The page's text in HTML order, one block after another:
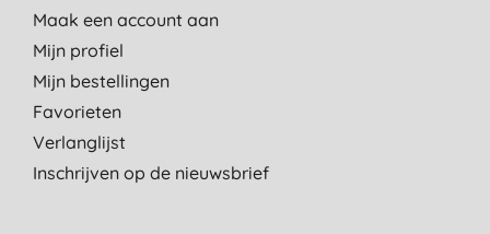
Maak een account aan
Mijn profiel
Mijn bestellingen
Favorieten
Verlanglijst
Inschrijven op de nieuwsbrief